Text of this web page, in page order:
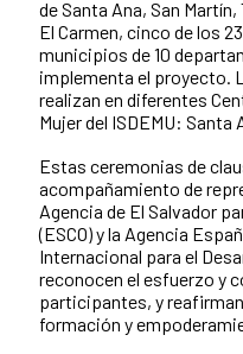
de Santa Ana, San
El Carmen, cinco de los
municipios de 10
implementa el proyecto.
realizan en diferentes
Mujer del ISDEMU: Santa
Estas ceremonias de
acompañamiento de
Agencia de El Salvador
(ESCO) y la Agencia
Internacional para el
reconocen el esfuerzo y
participantes, y
formación y